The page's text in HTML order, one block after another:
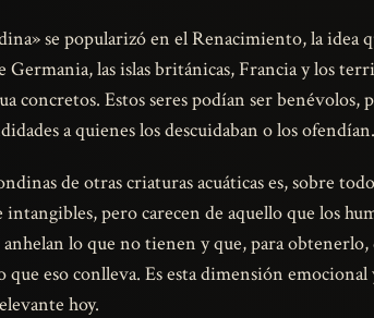
se popularizó en el Renacimiento, la idea
Germania, las islas británicas, Francia y los
concretos. Estos seres podían ser
a quienes los descuidaban o los ofendían.
de otras criaturas acuáticas es, sobre
pero carecen de aquello que los
lo que no tienen y que, para
eso conlleva. Es esta dimensión
hoy.